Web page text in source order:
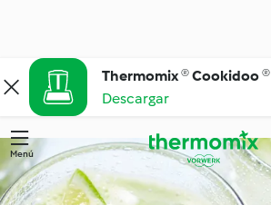
Thermomix ® Cookidoo ®
Descargar
Menú